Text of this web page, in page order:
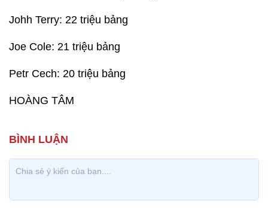
Johh Terry: 22 triệu bảng
Joe Cole: 21 triệu bảng
Petr Cech: 20 triệu bảng
HOÀNG TÂM